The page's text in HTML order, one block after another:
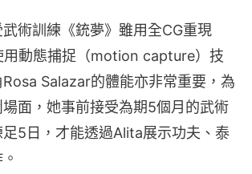
術訓練《銃夢》雖用全CG重現
用動態捕捉（motion capture）技
Salazar的體能亦非常重要，為
面，她事前接受為期5個月的武術
5日，才能透過Alita展示功夫、泰